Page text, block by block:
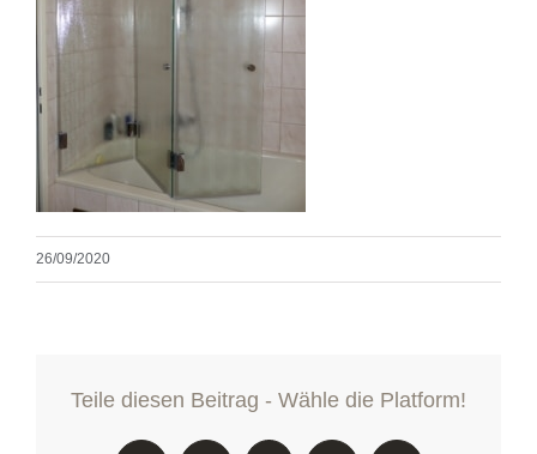
26/09/2020
Teile diesen Beitrag - Wähle die Platform!